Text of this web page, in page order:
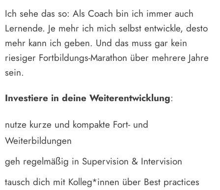
Ich sehe das so: Als Coach bin ich immer auch
Lernende. Je mehr ich mich selbst entwickle, desto
mehr kann ich geben. Und das muss gar kein
riesiger Fortbildungs-Marathon über mehrere Jahre
sein.
Investiere in deine Weiterentwicklung:
nutze kurze und kompakte Fort- und
Weiterbildungen
geh regelmäßig in Supervision & Intervision
tausch dich mit Kolleg*innen über Best practices